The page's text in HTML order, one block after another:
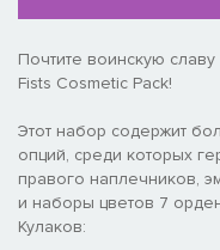
Почтите воинскую
Fists Cosmetic Pack!
Этот набор содержит
опций, среди которых
правого наплечников,
и наборы цветов 7
Кулаков: